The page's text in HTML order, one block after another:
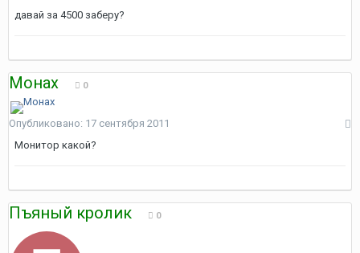
давай за 4500 заберу?
Монах 0
Опубликовано: 17 сентября 2011
Монитор какой?
Пъяный кролик 0